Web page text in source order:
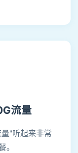
流量
"听起来非常
。